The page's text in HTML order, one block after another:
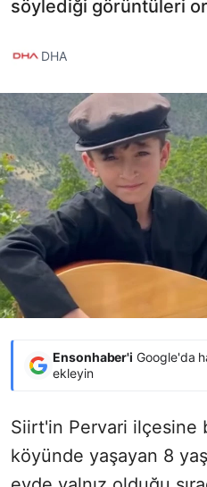
söylediği görüntüleri
DHA
Ensonhaber'i Google'da
ekleyin
Siirt'in Pervari ilçesine
köyünde yaşayan 8